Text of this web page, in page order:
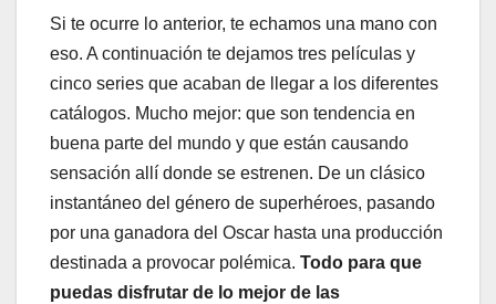
Si te ocurre lo anterior, te echamos una mano con
eso. A continuación te dejamos tres películas y
cinco series que acaban de llegar a los diferentes
catálogos. Mucho mejor: que son tendencia en
buena parte del mundo y que están causando
sensación allí donde se estrenen. De un clásico
instantáneo del género de superhéroes, pasando
por una ganadora del Oscar hasta una producción
destinada a provocar polémica. Todo para que
puedas disfrutar de lo mejor de las